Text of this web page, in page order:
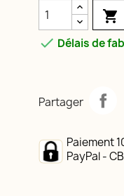

 Délais de
Partager
Paiement
PayPal -